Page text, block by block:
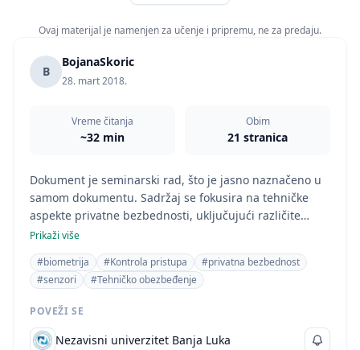
Ovaj materijal je namenjen za učenje i pripremu, ne za predaju.
B
BojanaSkoric
28. mart 2018.
Vreme čitanja
~32 min
Obim
21 stranica
Dokument je seminarski rad, što je jasno naznačeno u
samom dokumentu. Sadržaj se fokusira na tehničke
aspekte privatne bezbednosti, uključujući različite
sisteme i tehnologije zaštite. Oblast studija je Pravo jer
se dokument bavi temama koje su direktno povezane
sa zakonskim okvirom i sigurnosnim protokolima, a ne
samo tehničkim detaljima. Analiza sadržaja ukazuje na
to da je rad napisan za studente pravne struke koji se
Prikaži više
#biometrija
#Kontrola pristupa
#privatna bezbednost
#senzori
#Tehničko obezbeđenje
POVEŽI SE
Nezavisni univerzitet Banja Luka